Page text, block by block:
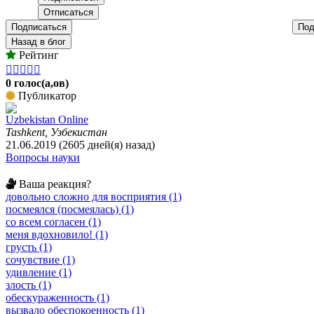
Подписаться
Назад в блог
Рейтинг
    
0 голос(а,ов)
Публикатор
Uzbekistan Online
Tashkent, Узбекистан
21.06.2019 (2605 дней(я) назад)
Вопросы науки
Ваша реакция?
довольно сложно для восприятия (1)
посмеялся (посмеялась) (1)
со всем согласен (1)
меня вдохновило! (1)
грусть (1)
сочувствие (1)
удивление (1)
злость (1)
обескураженность (1)
вызвало обеспокоенность (1)